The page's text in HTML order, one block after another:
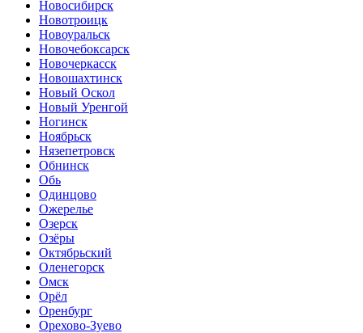
Новосибирск
Новотроицк
Новоуральск
Новочебоксарск
Новочеркасск
Новошахтинск
Новый Оскол
Новый Уренгой
Ногинск
Ноябрьск
Нязепетровск
Обнинск
Обь
Одинцово
Ожерелье
Озерск
Озёры
Октябрьский
Оленегорск
Омск
Орёл
Оренбург
Орехово-Зуево